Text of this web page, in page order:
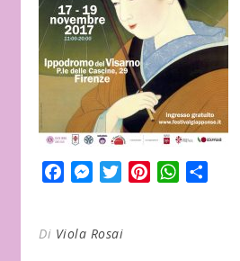
FacebookMessenger
TwitterPinterestWhatsApp
Di Viola Rosai